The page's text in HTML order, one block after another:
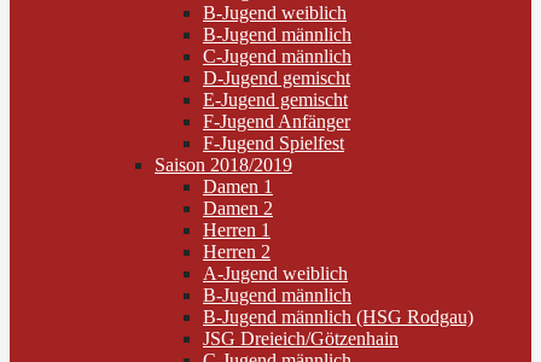
B-Jugend weiblich
B-Jugend männlich
C-Jugend männlich
D-Jugend gemischt
E-Jugend gemischt
F-Jugend Anfänger
F-Jugend Spielfest
Saison 2018/2019
Damen 1
Damen 2
Herren 1
Herren 2
A-Jugend weiblich
B-Jugend männlich
B-Jugend männlich (HSG Rodgau)
JSG Dreieich/Götzenhain